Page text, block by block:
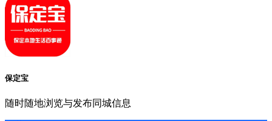
保定宝
随时随地浏览与发布同城信息